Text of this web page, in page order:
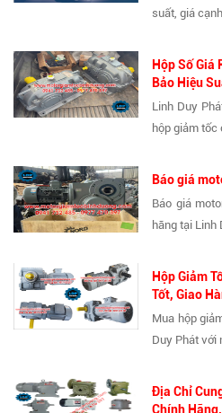
suất, giá
Hộp Số Giá
Bảo Hiệu
Linh Duy
hộp giảm tốc
Báo giá
Báo giá
hãng tại Linh
Hộp Giảm
Tốt, Giao
Mua hộp
Duy Phát với
Địa Chỉ
Chính